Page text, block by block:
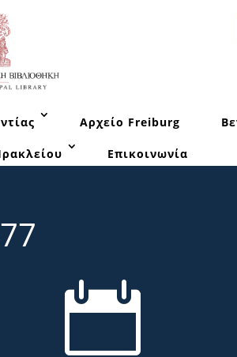
Αρχείο Freiburg
Επικοινωνία
